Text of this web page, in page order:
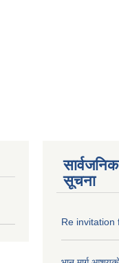
सूचना
Re invitation